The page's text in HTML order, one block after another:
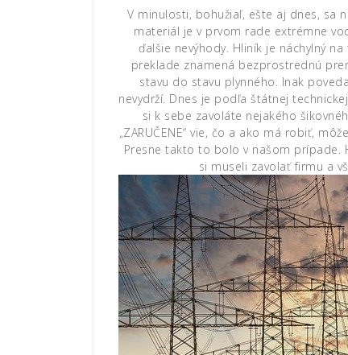
V minulosti, bohužiaľ, ešte aj dnes, sa
materiál je v prvom rade extrémne
ďalšie nevýhody. Hliník je náchylný
preklade znamená bezprostrednú
stavu do stavu plynného. Inak
nevydrží. Dnes je podľa štátnej
si k sebe zavoláte nejakého
„ZARUČENE“ vie, čo a ako má robiť,
Presne takto to bolo v našom prípade.
si museli zavolať firmu a